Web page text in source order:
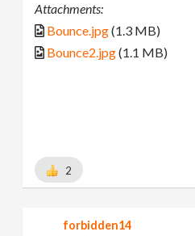
Attachments:
Bounce.jpg(1.3 MB)
Bounce2.jpg(1.1 MB)
2
forbidden14